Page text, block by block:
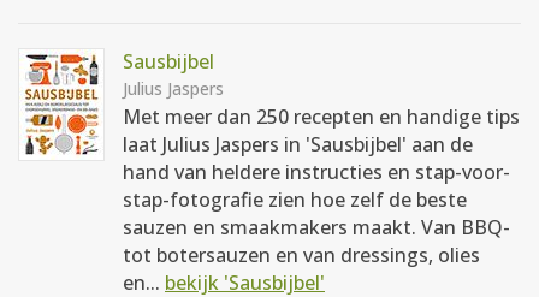
Sausbijbel
Julius Jaspers
Met meer dan 250 recepten en handige tips
laat Julius Jaspers in 'Sausbijbel' aan de
hand van heldere instructies en stap-voor-
stap-fotografie zien hoe zelf de beste
sauzen en smaakmakers maakt. Van BBQ-
tot botersauzen en van dressings, olies
en... bekijk 'Sausbijbel'